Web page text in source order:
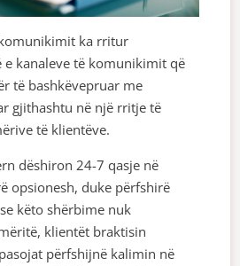
ka rritur
kanaleve të komunikimit që
të bashkëvepruar me
gjithashtu në një rritje të
të klientëve.
dëshiron 24-7 qasje në
opsionesh, duke përfshirë
këto shërbime nuk
klientët braktisin
përfshijnë kalimin në